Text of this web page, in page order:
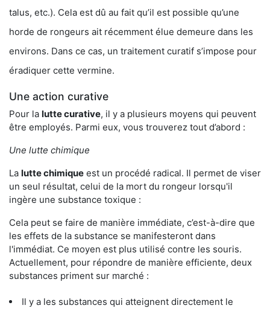
talus, etc.). Cela est dû au fait qu’il est possible qu’une
horde de rongeurs ait récemment élue demeure dans les
environs. Dans ce cas, un traitement curatif s’impose pour
éradiquer cette vermine.
Une action curative
Pour la lutte curative, il y a plusieurs moyens qui peuvent
être employés. Parmi eux, vous trouverez tout d’abord :
Une lutte chimique
La lutte chimique est un procédé radical. Il permet de viser
un seul résultat, celui de la mort du rongeur lorsqu'il
ingère une substance toxique :
Cela peut se faire de manière immédiate, c’est-à-dire que
les effets de la substance se manifesteront dans
l'immédiat. Ce moyen est plus utilisé contre les souris.
Actuellement, pour répondre de manière efficiente, deux
substances priment sur marché :
Il y a les substances qui atteignent directement le